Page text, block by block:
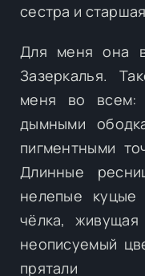
сестра и
Для меня она
Зазеркалья.
меня во всем:
дымными
пигментными
Длинные
нелепые
чёлка,
неописуемый
прятали